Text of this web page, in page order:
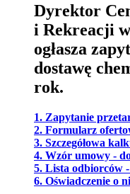
Dyrektor
i Rekreacji
ogłasza
dostawę
rok.
1. Zapytanie
2. Formularz
3. Szczegółowa
4. Wzór umowy -
5. Lista odbiorców
6. Oświadczenie o